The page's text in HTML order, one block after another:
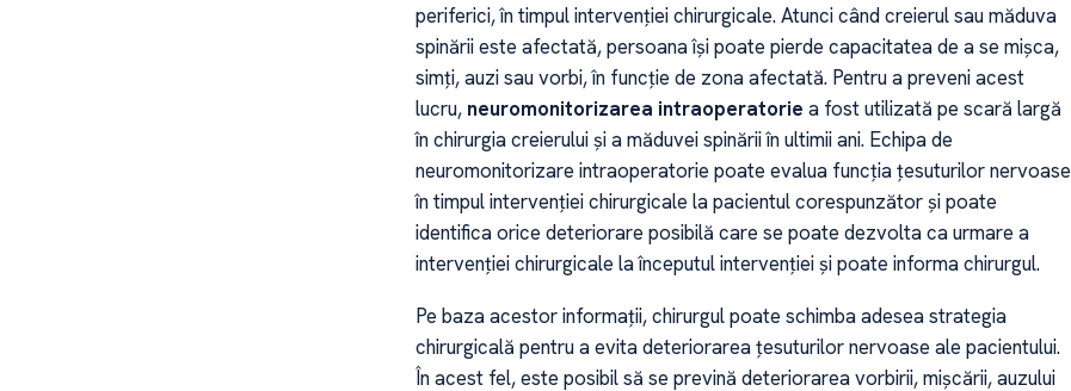
periferici, în timpul intervenției chirurgicale. Atunci când creierul sau măduva
spinării este afectată, persoana își poate pierde capacitatea de a se mișca,
simți, auzi sau vorbi, în funcție de zona afectată. Pentru a preveni acest
lucru,neuromonitorizarea intraoperatorie a fost utilizată pe scară largă
în chirurgia creierului și a măduvei spinării în ultimii ani. Echipa de
neuromonitorizare intraoperatorie poate evalua funcția țesuturilor nervoase
în timpul intervenției chirurgicale la pacientul corespunzător și poate
identifica orice deteriorare posibilă care se poate dezvolta ca urmare a
intervenției chirurgicale la începutul intervenției și poate informa chirurgul.
Pe baza acestor informații, chirurgul poate schimba adesea strategia
chirurgicală pentru a evita deteriorarea țesuturilor nervoase ale pacientului.
În acest fel, este posibil să se prevină deteriorarea vorbirii, mișcării, auzului